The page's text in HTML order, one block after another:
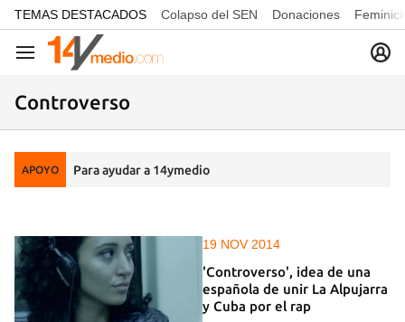
common.go-to-content
TEMAS DESTACADOS Colapso del SEN Donaciones
Navegación
Controverso
APOYO Para ayudar a 14ymedio
19 NOV 2014
'Controverso', idea de una
española de unir La Alpujarra
y Cuba por el rap